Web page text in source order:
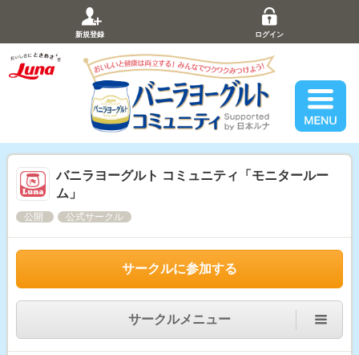
新規登録 ログイン
バニラヨーグルト コミュニティ「モニタールー
ム」
公開 公式サークル
サークルに参加する
サークルメニュー